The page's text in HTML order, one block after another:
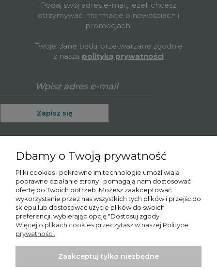
Podaj swój adres e-mail, jeżeli chcesz
otrzymywać informacje o nowościach i
promocjach.
Twoje dane będą przetwarzane zgodnie
z naszą polityką prywatności
Zapisz się
Informacje
Moje konto
Płatności i dostawa
Potrzebujesz pomocy? Skontaktuj się z nami!
780065102
sprzedaz@psishop.pl
Dbamy o Twoją prywatność
Pliki cookies i pokrewne im technologie umożliwiają
poprawne działanie strony i pomagają nam dostosować
ofertę do Twoich potrzeb. Możesz zaakceptować
wykorzystanie przez nas wszystkich tych plików i przejść do
sklepu lub dostosować użycie plików do swoich
preferencji, wybierając opcję "Dostosuj zgody".
Więcej o plikach cookies przeczytasz w naszej Polityce
prywatności.
Zaakceptuj tylko niezbędne